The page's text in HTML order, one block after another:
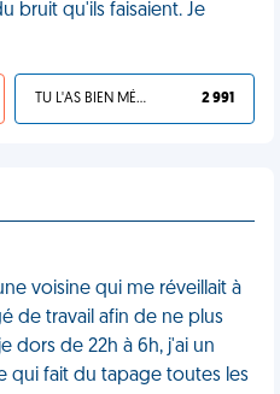
bruit qu'ils faisaient. Je
TU L'AS BIEN MÉRITÉ 2 991
voisine qui me réveillait à
de travail afin de ne plus
dors de 22h à 6h, j'ai un
qui fait du tapage toutes les